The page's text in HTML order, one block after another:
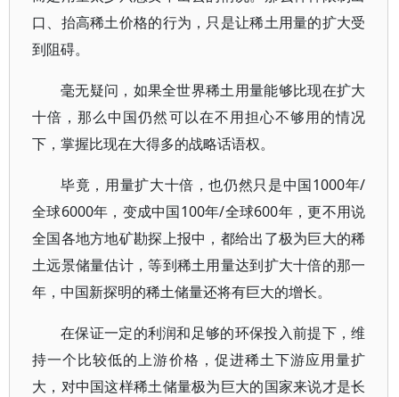
口、抬高稀土价格的行为，只是让稀土用量的扩大受
到阻碍。
毫无疑问，如果全世界稀土用量能够比现在扩大
十倍，那么中国仍然可以在不用担心不够用的情况
下，掌握比现在大得多的战略话语权。
毕竟，用量扩大十倍，也仍然只是中国1000年/
全球6000年，变成中国100年/全球600年，更不用说
全国各地方地矿勘探上报中，都给出了极为巨大的稀
土远景储量估计，等到稀土用量达到扩大十倍的那一
年，中国新探明的稀土储量还将有巨大的增长。
在保证一定的利润和足够的环保投入前提下，维
持一个比较低的上游价格，促进稀土下游应用量扩
大，对中国这样稀土储量极为巨大的国家来说才是长